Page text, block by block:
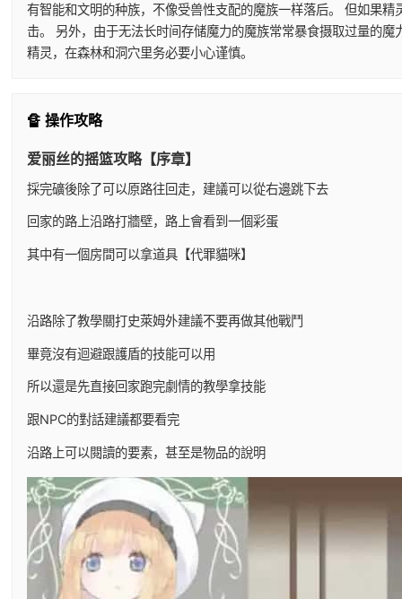
有智能和文明的种族，不像受兽性支配的魔族一样落后。 但如果
击。 另外，由于无法长时间存储魔力的魔族常常暴食摄取过量的
精灵，在森林和洞穴里务必要小心谨慎。
🔏 操作攻略
爱丽丝的摇篮攻略【序章】
採完礦後除了可以原路往回走，建議可以從右邊跳下去
回家的路上沿路打牆壁，路上會看到一個彩蛋
其中有一個房間可以拿道具【代罪貓咪】
沿路除了教學關打史萊姆外建議不要再做其他戰鬥
畢竟沒有迴避跟護盾的技能可以用
所以還是先直接回家跑完劇情的教學拿技能
跟NPC的對話建議都要看完
沿路上可以閱讀的要素，甚至是物品的說明